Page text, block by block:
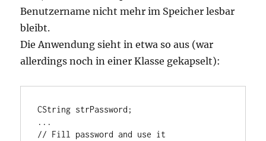
Benutzername nicht mehr im Speicher lesbar
bleibt.
Die Anwendung sieht in etwa so aus (war
allerdings noch in einer Klasse gekapselt):
CString strPassword;
...
// Fill password and use it